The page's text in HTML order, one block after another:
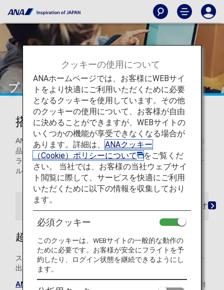
プリオーダー
搭乗前に商品を注文する
ANAでご搭乗の場合、超過手荷物やミールオーダーなどの商
品を事前にお支払いいただくことができます。ファーストク
ラス、ビジネスクラスをご利用のお客様は、無料で事前ミー
ルオーダーが可能です。
事前追加手荷物 ファーストクラス事前ミールオー
超過手荷物の事前支払［国際線］
スマートなチェックインで時間を節約して、より多くの思い
出を。
ANAの手荷物ルール
が適用される旅程において、無料手荷物
クッキーの使用について
ANAホームページでは、お客様にWEBサイ
トをより快適にご利用いただくために必要
となるクッキーを使用しています。その他
のクッキーの使用について、お客様が自由
に決めることができますが、WEBサイトの
いくつかの機能が享受できなくなる場合が
あります。詳細は、 ANAクッキー
（Cookie）ポリシーについて
をご覧くだ
さい。 当社では、お客様の当社ウェブサイ
ト閲覧に際して、サービスを快適にご利用
いただくために以下の情報を収集しており
ます。
必須クッキー
このクッキーは、WEBサイトの一般的な動作の
ために必要です。お客様が安全にフライトを予
約したり、ログイン状態を継続できるようにし
ます。